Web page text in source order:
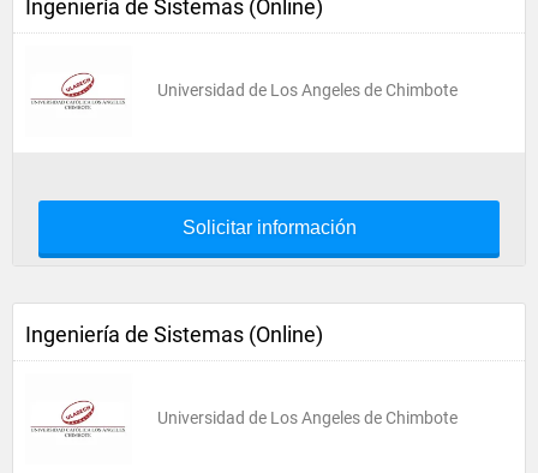
Ingeniería de Sistemas (Online)
Universidad de Los Angeles de Chimbote
Solicitar información
Ingeniería de Sistemas (Online)
Universidad de Los Angeles de Chimbote